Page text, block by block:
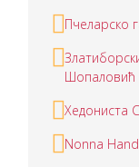
Пчеларско
Шопаловић
Хедониста
Nonna